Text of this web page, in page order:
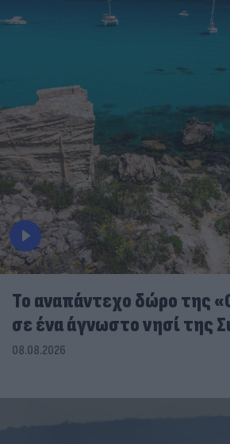
To αναπάντεχο δώρο της
σε ένα άγνωστο νησί της
08.08.2026